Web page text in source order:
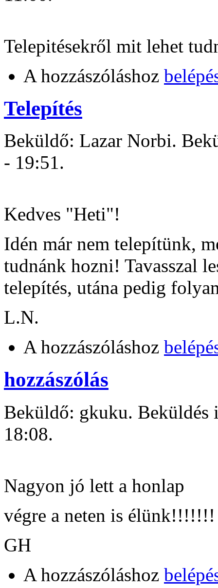
Telepitésekről mit lehet
A hozzászóláshoz
Telepítés
Beküldő: Lazar Norbi.
- 19:51.
Kedves "Heti"!
Idén már nem telepítünk,
tudnánk hozni! Tavasszal
telepítés, utána pedig
L.N.
A hozzászóláshoz
hozzászólás
Beküldő: gkuku. Beküldés
18:08.
Nagyon jó lett a honlap
végre a neten is élünk!!!!!!!
GH
A hozzászóláshoz